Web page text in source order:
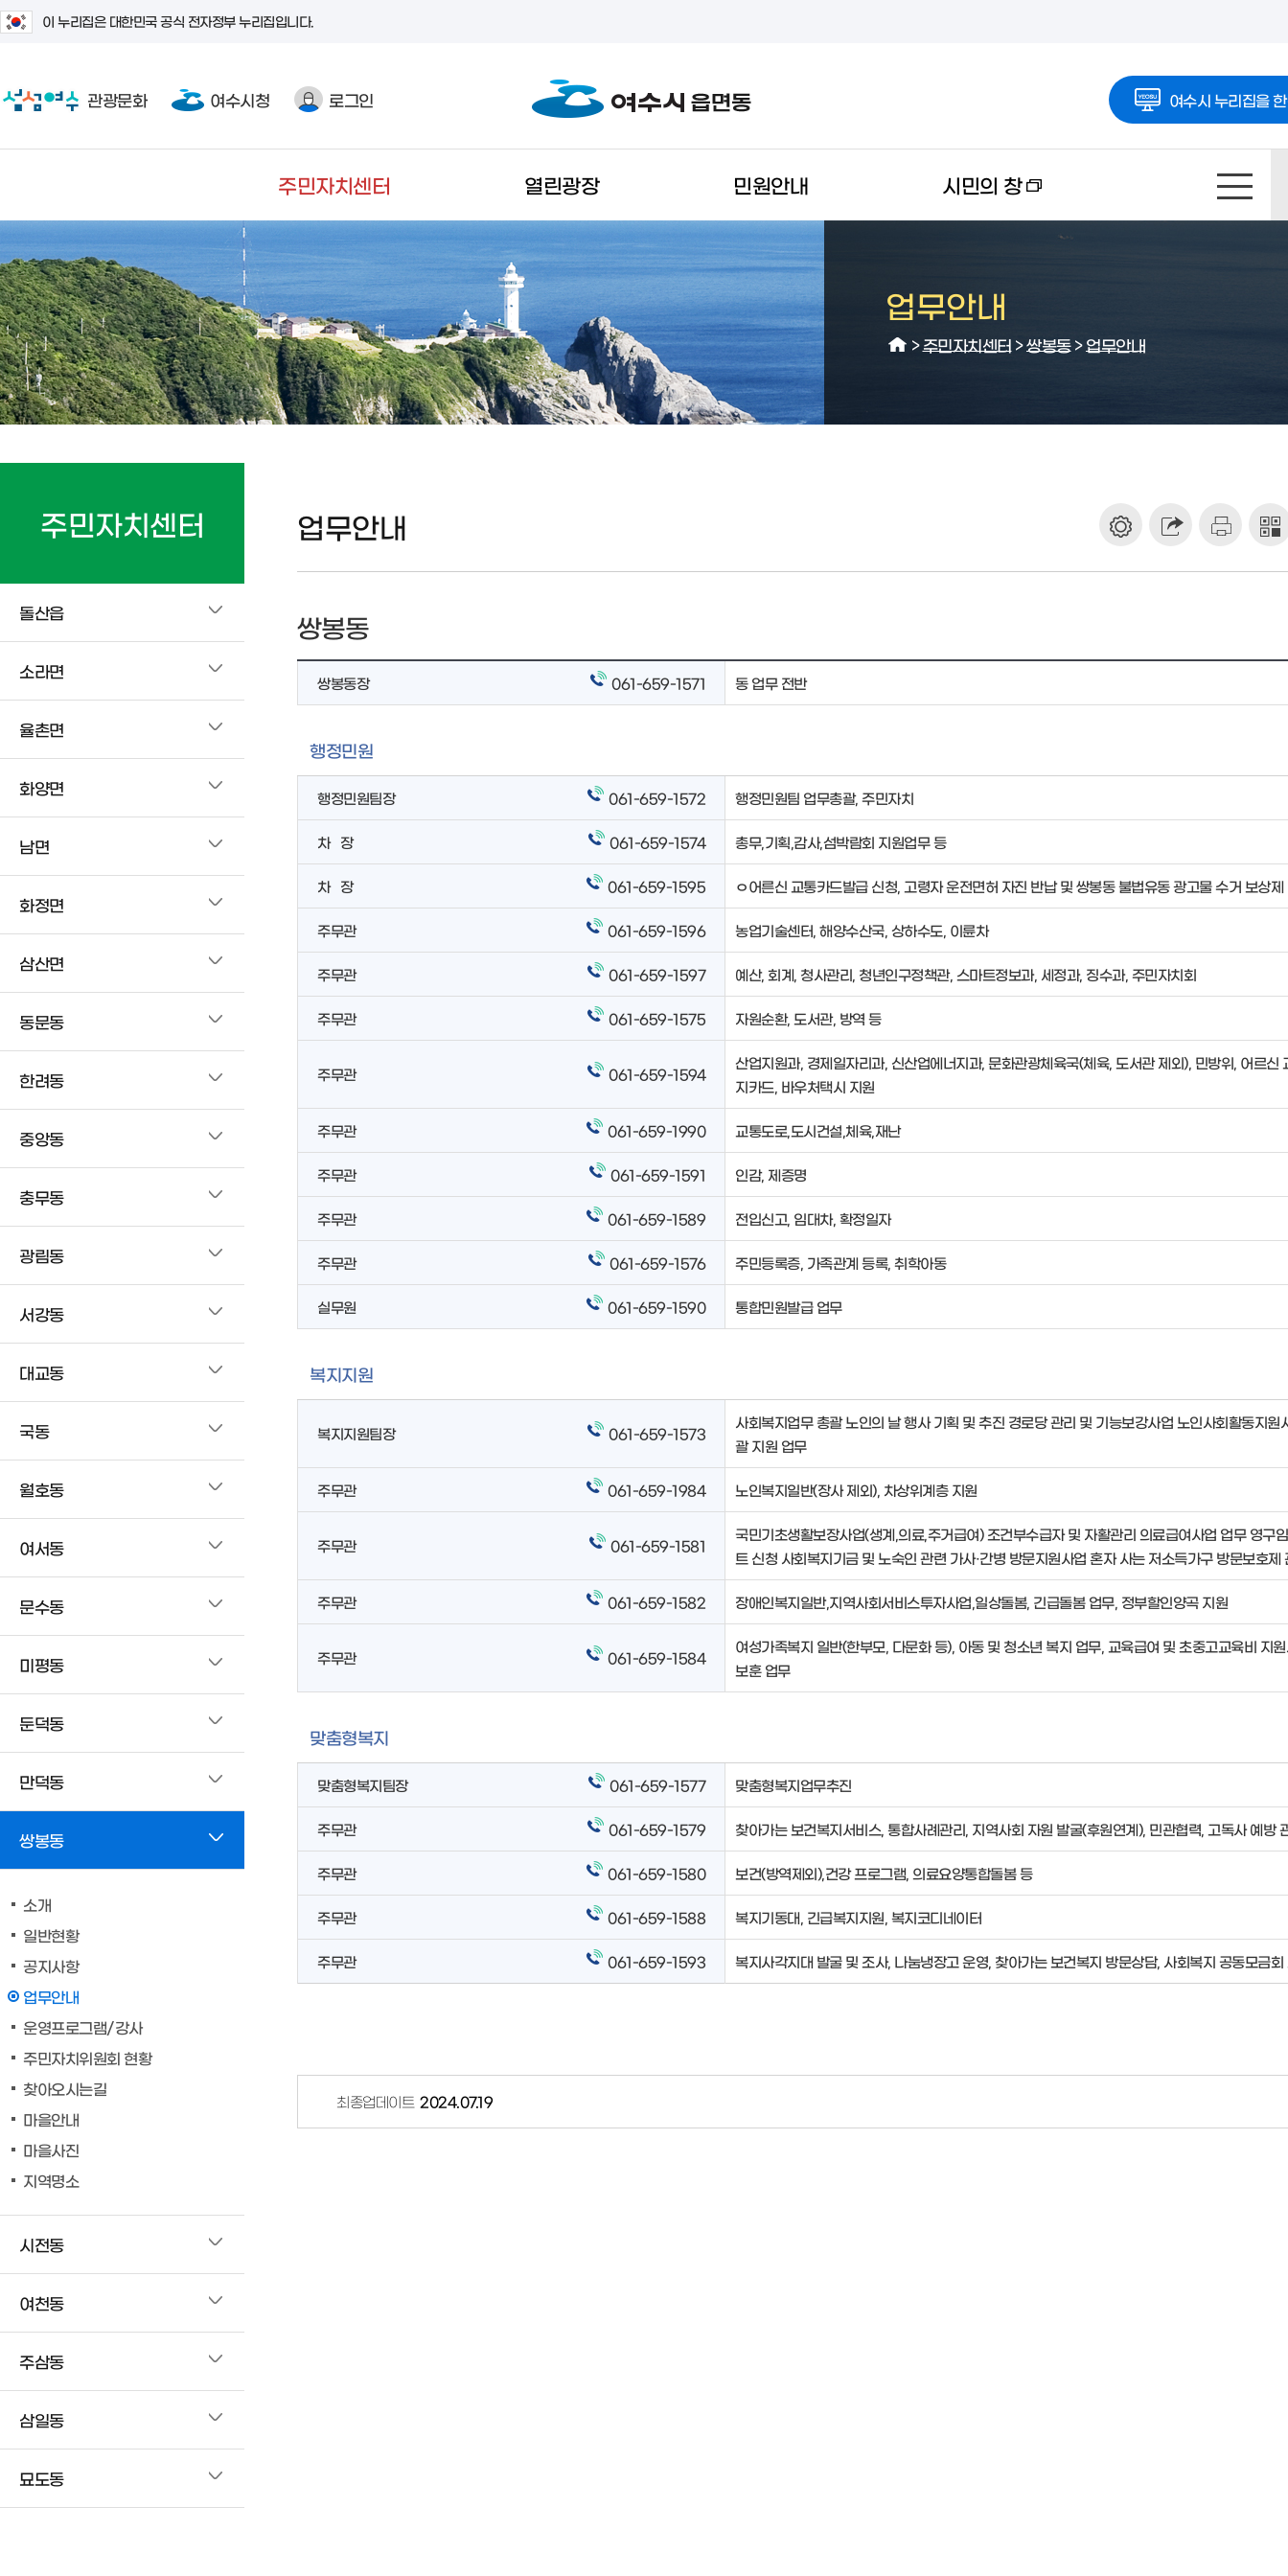
이 누리집은 대한민국 공식 전자정부 누리집입니다.
관광문화 여수시청 로그인 여수시 누리집을
주민자치센터 열린광장 민원안내 시민의 창
업무안내
> 주민자치센터 >쌍봉동> 업무안내
주민자치센터
돌산읍
소라면
율촌면
화양면
남면
화정면
삼산면
동문동
한려동
중앙동
충무동
광림동
서강동
대교동
국동
월호동
여서동
문수동
미평동
둔덕동
만덕동
쌍봉동
소개
일반현황
공지사항
업무안내
운영프로그램/강사
주민자치위원회 현황
찾아오시는길
마을안내
마을사진
지역명소
시전동
여천동
주삼동
삼일동
묘도동
업무안내
쌍봉동
쌍봉동장 061-659-1571 동 업무 전반
행정민원
행정민원팀장 061-659-1572 행정민원팀 업무총괄, 주민자치
차 장 061-659-1574 총무,기획,감사,섬박람회 지원업무 등
차 장 061-659-1595 ㅇ어른신 교통카드발급 신청, 고령자 운전면허 자진 반납 및 쌍봉동 불법유동 광고물 수거 보상제
주무관 061-659-1596 농업기술센터, 해양수산국, 상하수도, 이륜차
주무관 061-659-1597 예산, 회계, 청사관리, 청년인구정책관, 스마트정보과, 세정과, 징수과, 주민자치회
주무관 061-659-1575 자원순환, 도서관, 방역 등
주무관 061-659-1594
산업지원과, 경제일자리과, 신산업에너지과, 문화관광체육국(체육, 도서관 제외), 민방위, 어르신
지카드, 바우처택시 지원
주무관 061-659-1990 교통도로,도시건설,체육,재난
주무관 061-659-1591 인감, 제증명
주무관 061-659-1589 전입신고, 임대차, 확정일자
주무관 061-659-1576 주민등록증, 가족관계 등록, 취학아동
실무원 061-659-1590 통합민원발급 업무
복지지원
복지지원팀장 061-659-1573
사회복지업무 총괄 노인의 날 행사 기획 및 추진 경로당 관리 및 기능보강사업 노인사회활동지원
괄 지원 업무
주무관 061-659-1984 노인복지일반(장사 제외), 차상위계층 지원
주무관 061-659-1581
국민기초생활보장사업(생계,의료,주거급여) 조건부수급자 및 자활관리 의료급여사업 업무 영구
트 신청 사회복지기금 및 노숙인 관련 가사·간병 방문지원사업 혼자 사는 저소득가구 방문보호제
주무관 061-659-1582 장애인복지일반,지역사회서비스투자사업,일상돌봄, 긴급돌봄 업무, 정부할인양곡 지원
주무관 061-659-1584
여성가족복지 일반(한부모, 다문화 등), 아동 및 청소년 복지 업무, 교육급여 및 초중고교육비 지
보훈 업무
맞춤형복지
맞춤형복지팀장 061-659-1577 맞춤형복지업무추진
주무관 061-659-1579 찾아가는 보건복지서비스, 통합사례관리, 지역사회 자원 발굴(후원연계), 민관협력, 고독사 예방
주무관 061-659-1580 보건(방역제외),건강 프로그램, 의료요양통합돌봄 등
주무관 061-659-1588 복지기동대, 긴급복지지원, 복지코디네이터
주무관 061-659-1593 복지사각지대 발굴 및 조사, 나눔냉장고 운영, 찾아가는 보건복지 방문상담, 사회복지 공동모금회
최종업데이트 2024.07.19